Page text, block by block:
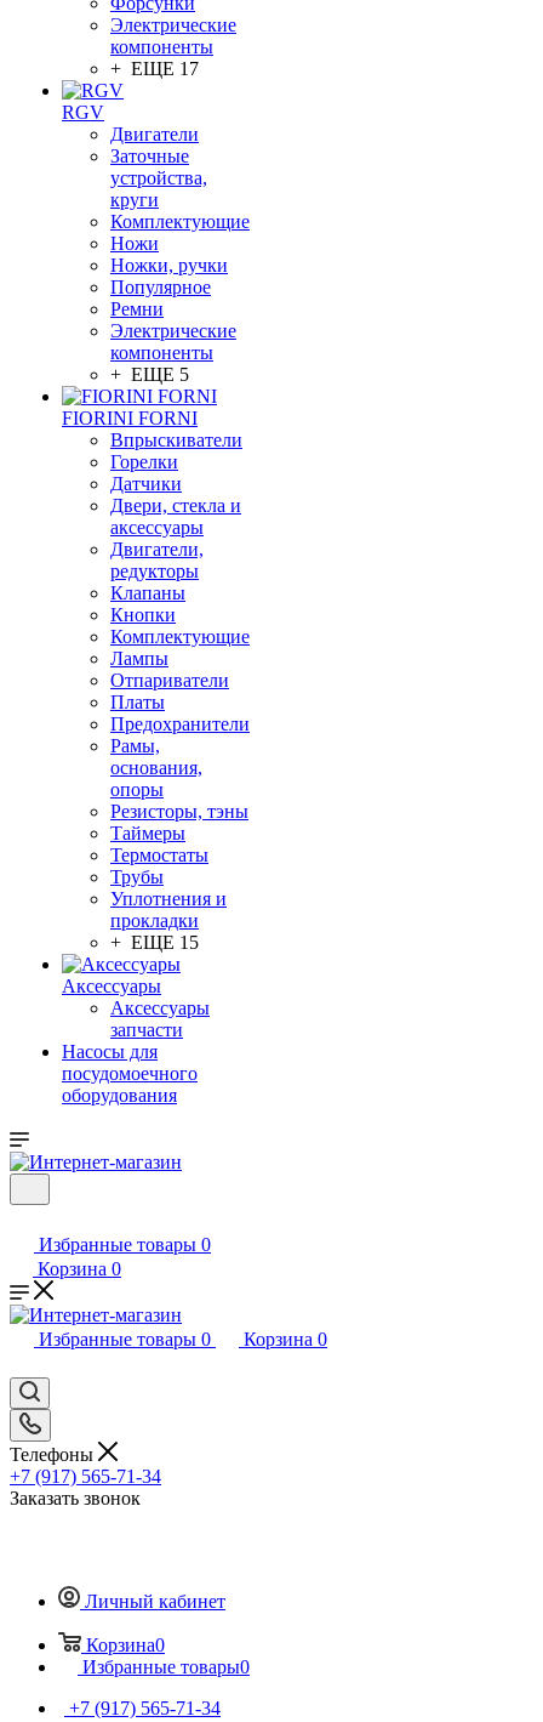
Электрические
компоненты
+ ЕЩЕ 17
RGV
Двигатели
Заточные
устройства,
круги
Комплектующие
Ножи
Ножки, ручки
Популярное
Ремни
Электрические
компоненты
+ ЕЩЕ 5
FIORINI FORNI
Впрыскиватели
Горелки
Датчики
Двери, стекла и
аксессуары
Двигатели,
редукторы
Клапаны
Кнопки
Комплектующие
Лампы
Отпариватели
Платы
Предохранители
Рамы,
основания,
опоры
Резисторы, тэны
Таймеры
Термостаты
Трубы
Уплотнения и
прокладки
+ ЕЩЕ 15
Аксессуары
Аксессуары
запчасти
Насосы для
посудомоечного
оборудования
Избранные товары 0
Корзина 0
Избранные товары 0 Корзина 0
Телефоны
+7 (917) 565-71-34
Заказать звонок
Личный кабинет
Корзина0
Избранные товары0
+7 (917) 565-71-34